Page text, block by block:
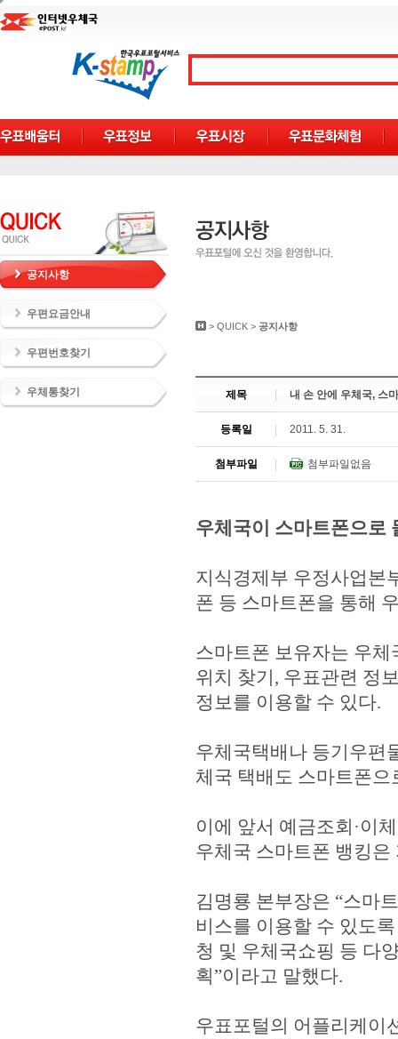
공지사항
우편요금안내
우편번호찾기
우체통찾기
> QUICK > 공지사항
제목 내 손 안에 우체국, 스
등록일 2011. 5. 31.
첨부파일 첨부파일없음
우체국이 스마트폰으로
지식경제부 우정사업본
폰 등 스마트폰을 통해
스마트폰 보유자는 우
위치 찾기, 우표관련 정
정보를 이용할 수 있다.
우체국택배나 등기우편
체국 택배도 스마트폰으
이에 앞서 예금조회·이
우체국 스마트폰 뱅킹
김명룡 본부장은 “스마
비스를 이용할 수 있도
청 및 우체국쇼핑 등 다
획”이라고 말했다.
우표포털의 어플리케이